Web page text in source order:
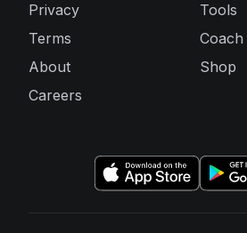
Privacy
Terms
About
Careers
Tools
Coach
Shop